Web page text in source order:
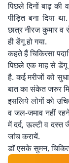
पिछले दिनों बाढ़
पीड़ित बना दिया
छात्र नीरज कुमार व
ही डेंगू हो गया.
कहते हैं चिकित्सा
पिछले एक माह से डेंगू
है. कई मरीजों को
बात का संकेत जरुर
इसलिये लोगों को
व जल-जमाव नहीं
में दर्द, ऊल्टी व दस्त
जांच करायें.
डाॅ एसके सुमन,